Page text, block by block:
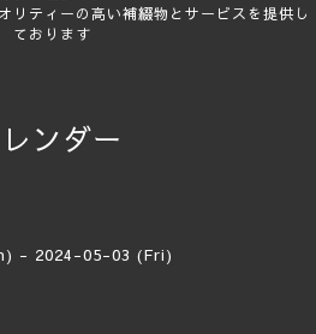
リティーの高い補綴物とサービスを提供し
ております
ンダー
- 2024-05-03 (Fri)